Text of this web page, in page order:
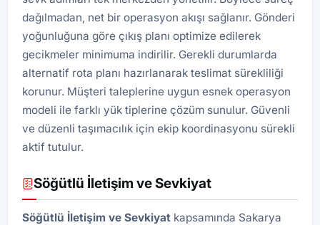
dağılmadan, net bir operasyon akışı sağlanır. Gönderi
yoğunluğuna göre çıkış planı optimize edilerek
gecikmeler minimuma indirilir. Gerekli durumlarda
alternatif rota planı hazırlanarak teslimat sürekliliği
korunur. Müşteri taleplerine uygun esnek operasyon
modeli ile farklı yük tiplerine çözüm sunulur. Güvenli
ve düzenli taşımacılık için ekip koordinasyonu sürekli
aktif tutulur.
Söğütlü İletişim ve Sevkiyat
Söğütlü İletişim ve Sevkiyat kapsamında Sakarya